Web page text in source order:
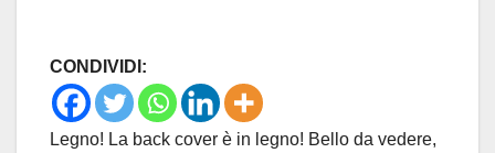
CONDIVIDI:
Legno! La back cover è in legno! Bello da vedere,